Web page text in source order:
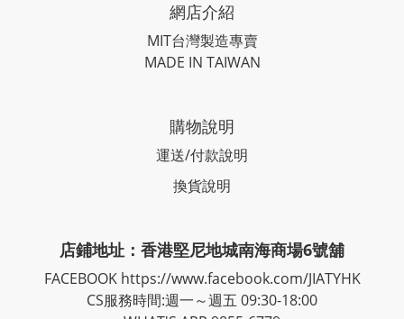
網店介紹
MIT台灣製造專賣
MADE IN TAIWAN
購物說明
運送/付款說明
換貨說明
店鋪地址：香港堅尼地城南海商場6號舖
FACEBOOK https://www.facebook.com/JIATYHK
CS服務時間:週一～週五 09:30-18:00